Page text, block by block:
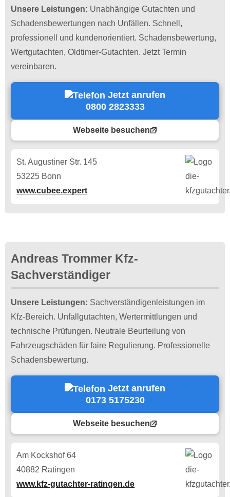
Unsere Leistungen: Unabhängige Gutachten und
Schadensbewertungen nach Unfällen. Schnell,
professionell und kundenorientiert. Schadensbewertung,
Wertgutachten, Oldtimer-Gutachten. Jetzt Termin
vereinbaren.
Jetzt anrufen
0800 2823333
Webseite besuchen
St. Augustiner Str. 145
53225 Bonn
www.cubee.expert
Andreas Trommer Kfz-
Sachverständiger
Unsere Leistungen: Sachverständigenleistungen im
Kfz-Bereich. Unfallgutachten, Wertermittlungen und
technische Prüfungen. Neutrale Beurteilung von
Fahrzeugschäden für faire Regulierung. Professionelle
Schadensbewertung.
Jetzt anrufen
0173 5175230
Webseite besuchen
Am Kockshof 64
40882 Ratingen
www.kfz-gutachter-ratingen.de